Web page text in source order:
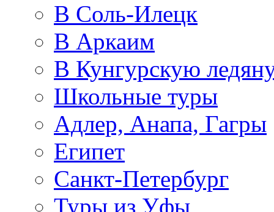
В Соль-Илецк
В Аркаим
В Кунгурскую
Школьные туры
Адлер, Анапа, Гагры
Египет
Санкт-Петербург
Туры из Уфы